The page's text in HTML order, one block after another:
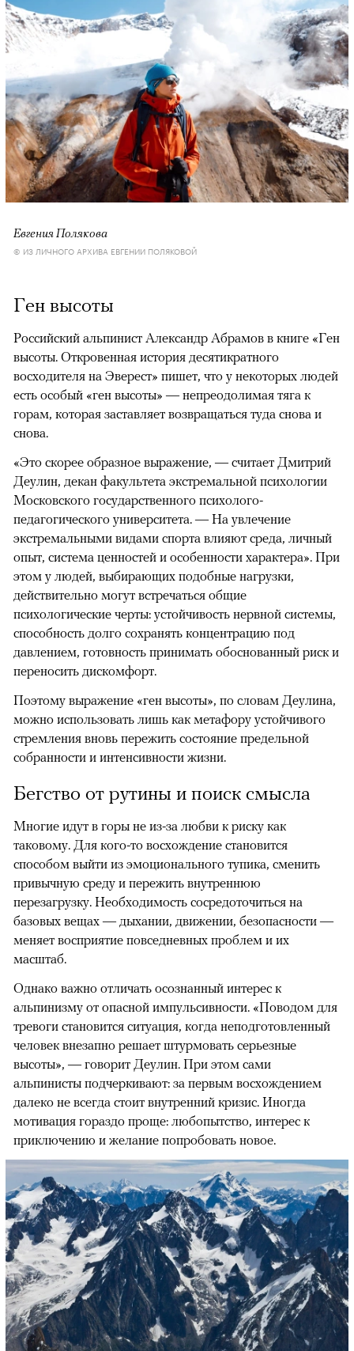
Евгения Полякова
© ИЗ ЛИЧНОГО АРХИВА ЕВГЕНИИ ПОЛЯКОВОЙ
Ген высоты
Российский альпинист Александр Абрамов в книге «Ген
высоты. Откровенная история десятикратного
восходителя на Эверест» пишет, что у некоторых людей
есть особый «ген высоты» — непреодолимая тяга к
горам, которая заставляет возвращаться туда снова и
снова.
«Это скорее образное выражение, — считает Дмитрий
Деулин, декан факультета экстремальной психологии
Московского государственного психолого-
педагогического университета. — На увлечение
экстремальными видами спорта влияют среда, личный
опыт, система ценностей и особенности характера». При
этом у людей, выбирающих подобные нагрузки,
действительно могут встречаться общие
психологические черты: устойчивость нервной системы,
способность долго сохранять концентрацию под
давлением, готовность принимать обоснованный риск и
переносить дискомфорт.
Поэтому выражение «ген высоты», по словам Деулина,
можно использовать лишь как метафору устойчивого
стремления вновь пережить состояние предельной
собранности и интенсивности жизни.
Бегство от рутины и поиск смысла
Многие идут в горы не из-за любви к риску как
таковому. Для кого-то восхождение становится
способом выйти из эмоционального тупика, сменить
привычную среду и пережить внутреннюю
перезагрузку. Необходимость сосредоточиться на
базовых вещах — дыхании, движении, безопасности —
меняет восприятие повседневных проблем и их
масштаб.
Однако важно отличать осознанный интерес к
альпинизму от опасной импульсивности. «Поводом для
тревоги становится ситуация, когда неподготовленный
человек внезапно решает штурмовать серьезные
высоты», — говорит Деулин. При этом сами
альпинисты подчеркивают: за первым восхождением
далеко не всегда стоит внутренний кризис. Иногда
мотивация гораздо проще: любопытство, интерес к
приключению и желание попробовать новое.